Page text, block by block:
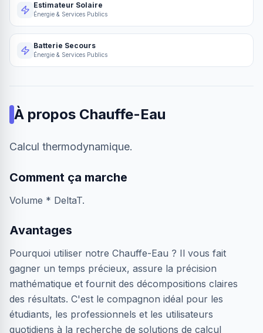
Estimateur Solaire
Énergie & Services Publics
Batterie Secours
Énergie & Services Publics
À propos Chauffe-Eau
Calcul thermodynamique.
Comment ça marche
Volume * DeltaT.
Avantages
Pourquoi utiliser notre Chauffe-Eau ? Il vous fait
gagner un temps précieux, assure la précision
mathématique et fournit des décompositions claires
des résultats. C'est le compagnon idéal pour les
étudiants, les professionnels et les utilisateurs
quotidiens à la recherche de solutions de calcul